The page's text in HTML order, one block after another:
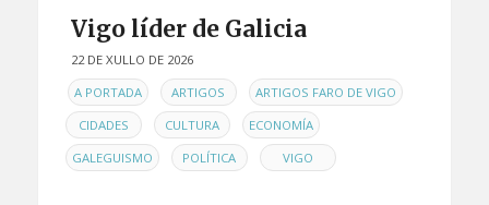
Vigo líder de Galicia
22 DE XULLO DE 2026
ENA PORTADA , ARTIGOS , ARTIGOS FARO DE VIGO ,
CIDADES , CULTURA , ECONOMÍA ,
GALEGUISMO , POLÍTICA , VIGO